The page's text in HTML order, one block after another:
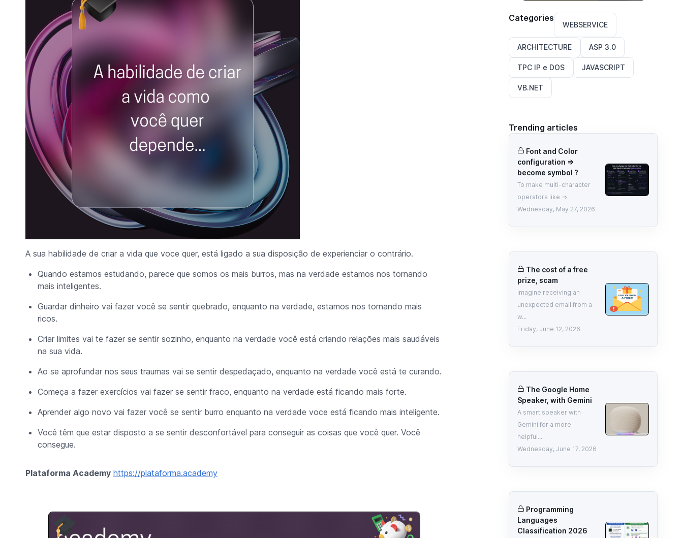
A sua habilidade de criar a vida que voce quer, está ligado a sua disposição de experienciar o contrário.
Quando estamos estudando, parece que somos os mais burros, mas na verdade estamos nos tornando
mais inteligentes.
Guardar dinheiro vai fazer você se sentir quebrado, enquanto na verdade, estamos nos tornando mais
ricos.
Criar limites vai te fazer se sentir sozinho, enquanto na verdade você está criando relações mais saudáveis
na sua vida.
Ao se aprofundar nos seus traumas vai se sentir despedaçado, enquanto na verdade você está te curando.
Começa a fazer exercícios vai fazer se sentir fraco, enquanto na verdade está ficando mais forte.
Aprender algo novo vai fazer você se sentir burro enquanto na verdade voce está ficando mais inteligente.
Você têm que estar disposto a se sentir desconfortável para conseguir as coisas que você quer. Você
consegue.
Plataforma Academy https://plataforma.academy
Categories
WEBSERVICE
ARCHITECTURE ASP 3.0
TPC IP e DOS JAVASCRIPT
VB.NET
Trending articles
Font and Color
configuration =>
become symbol ?
To make multi-character
operators like =>
Wednesday, May 27, 2026
The cost of a free
prize, scam
Imagine receiving an
unexpected email from a
w...
Friday, June 12, 2026
The Google Home
Speaker, with Gemini
A smart speaker with
Gemini for a more
helpful...
Wednesday, June 17, 2026
Programming
Languages
Classification 2026